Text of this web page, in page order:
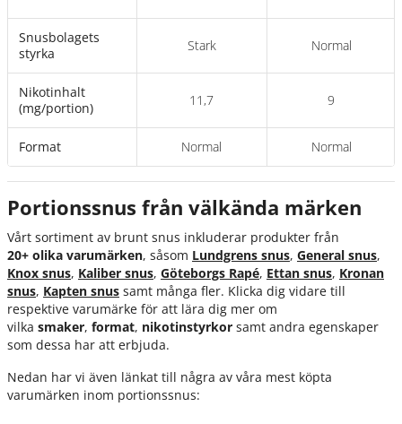
Snusbolagets
styrka
Nikotinhalt
(mg/portion)
Format
Stark
11,7
Normal
Normal
9
Normal
Portionssnus från välkända märken
Vårt sortiment av brunt snus inkluderar produkter från
20+ olika varumärken, såsom Lundgrens snus, General snus,
Knox snus, Kaliber snus, Göteborgs Rapé, Ettan snus, Kronan
snus, Kapten snus samt många fler. Klicka dig vidare till
respektive varumärke för att lära dig mer om
vilka smaker, format, nikotinstyrkor samt andra egenskaper
som dessa har att erbjuda.
Nedan har vi även länkat till några av våra mest köpta
varumärken inom portionssnus: